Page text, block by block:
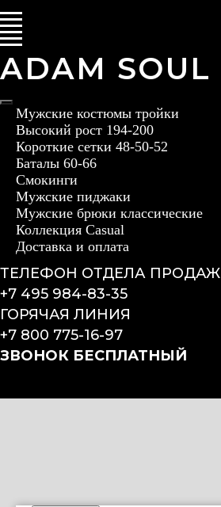
ADAM SOUL
Мужские костюмы тройки
Высокий рост 194-200
Короткие сетки 48-50-52
Баталы 60-66
Смокинги
Мужские пиджаки
Мужские брюки классические
Коллекция Casual
Доставка и оплата
ТЕЛЕФОН ОТДЕЛА ПРОДАЖ
+7 495 984-83-35
ГОРЯЧАЯ ЛИНИЯ
+7 800 775-16-97
ЗВОНОК БЕСПЛАТНЫЙ